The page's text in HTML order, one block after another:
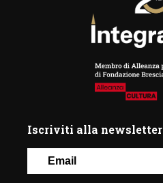
Iscriviti alla newsletter